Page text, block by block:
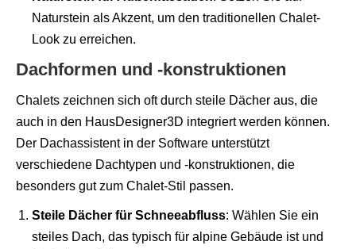
Naturstein als Akzent, um den traditionellen Chalet-
Look zu erreichen.
Dachformen und -konstruktionen
Chalets zeichnen sich oft durch steile Dächer aus, die
auch in den HausDesigner3D integriert werden können.
Der Dachassistent in der Software unterstützt
verschiedene Dachtypen und -konstruktionen, die
besonders gut zum Chalet-Stil passen.
Steile Dächer für Schneeabfluss: Wählen Sie ein
steiles Dach, das typisch für alpine Gebäude ist und